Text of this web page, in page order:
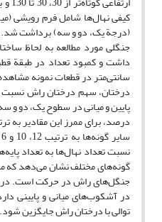
کیفی نهال‌ها شامل فرم رویشی
(درجة یک، دو و سه) برداشت شد.
جنگلی مورد مطالعه به لحاظ
سانتی‌‌متر در قطعات نمونه
درختان، سهم درختان راش
نسبت تعداد نهال‌ها به تعداد
گونه‌های مختلف نشان می‌دهد که
جنگل‌های راش در حرکت است. در
در آشکوب‌های میانی و پایینی
توالی با درختان راش جایگزین شود.